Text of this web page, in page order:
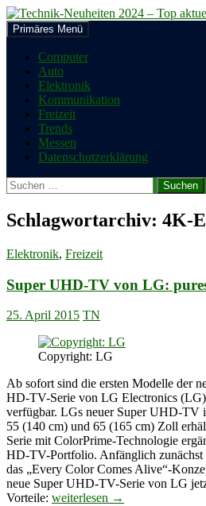
Zum
Inhalt
springen
Technik-
aktuell und
Suchen
Primäres Menü
Computer
Auto
Elektronik
Kommunikation
Freizeit
Trends
Messen
Datenschutzerklärung
Suchen
nach:
Schlagwortarchiv: 4K-
Elektronik, Freizeit
Super UHD-TV von LG:
25. April 2015 TN
Copyright: LG
Ab sofort sind die ersten Modelle der
HD-TV-Serie von LG Electronics
verfügbar. LGs neuer Super UHD-TV
55 (140 cm) und 65 (165 cm) Zoll
Serie mit ColorPrime-Technologie
HD-TV-Portfolio. Anfänglich
das „Every Color Comes Alive“-
neue Super UHD-TV-Serie von LG
Vorteile: Super
weiterlesen →